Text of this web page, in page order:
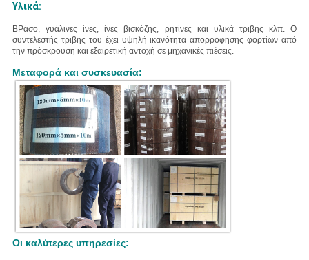
Υλικά:
ΒΡάσο, γυάλινες ίνες, ίνες βισκόζης, ρητίνες και υλικά τριβής κλπ. Ο
συντελεστής τριβής του έχει υψηλή ικανότητα απορρόφησης φορτίων από
την πρόσκρουση και εξαιρετική αντοχή σε μηχανικές πιέσεις.
Μεταφορά και συσκευασία:
Οι καλύτερες υπηρεσίες: